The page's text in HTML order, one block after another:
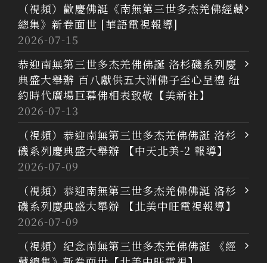
（視頻）歡慶佛誕《南無第三世多杰羌佛經藏
總集》新卷面世 [華語電視報導]
2026-07-15
恭迎南無第三世多杰羌佛佛誕 洛杉磯系列慶
典盛大舉辦 百八獻供五大洲佛子至心呈禮 紐
約時代廣場巨幕佛相表致敬【美新社】
2026-07-13
（視頻）恭迎南無第三世多杰羌佛佛誕 洛杉
磯系列慶典盛大舉辦 【中天北美-2 報導】
2026-07-09
（視頻）恭迎南無第三世多杰羌佛佛誕 洛杉
磯系列慶典盛大舉辦 【北美中旺電視報導】
2026-07-09
（視頻）紀念南無第三世多杰羌佛佛誕 《經